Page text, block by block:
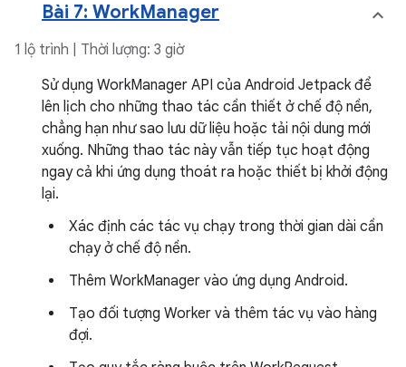
Bài 7: WorkManager
1 lộ trình | Thời lượng: 3 giờ
Sử dụng WorkManager API của Android Jetpack để
lên lịch cho những thao tác cần thiết ở chế độ nền,
chẳng hạn như sao lưu dữ liệu hoặc tải nội dung mới
xuống. Những thao tác này vẫn tiếp tục hoạt động
ngay cả khi ứng dụng thoát ra hoặc thiết bị khởi động
lại.
Xác định các tác vụ chạy trong thời gian dài cần
chạy ở chế độ nền.
Thêm WorkManager vào ứng dụng Android.
Tạo đối tượng Worker và thêm tác vụ vào hàng
đợi.